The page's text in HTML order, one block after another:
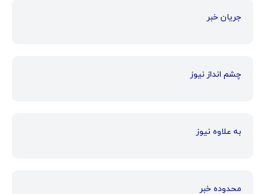
جریان خبر
چشم انداز نیوز
به علاوه نیوز
محدوده خبر